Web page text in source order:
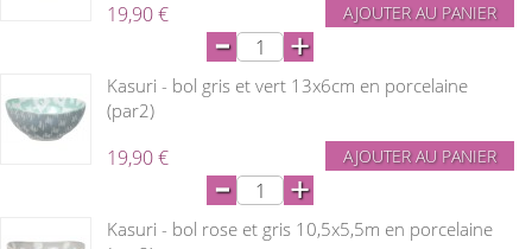
19,90 € AJOUTER AU PANIER
- +
Kasuri - bol gris et vert 13x6cm en porcelaine
(par2)
19,90 € AJOUTER AU PANIER
- +
Kasuri - bol rose et gris 10,5x5,5m en porcelaine